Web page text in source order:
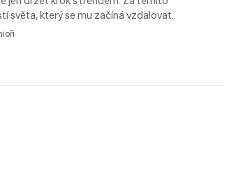
světa, který se mu začíná vzdalovat.